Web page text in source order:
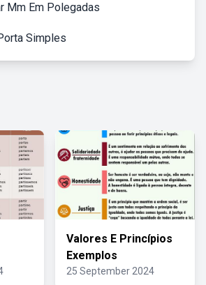
Mm Em Polegadas
Simples
Valores E Princípios
Exemplos
25 September 2024